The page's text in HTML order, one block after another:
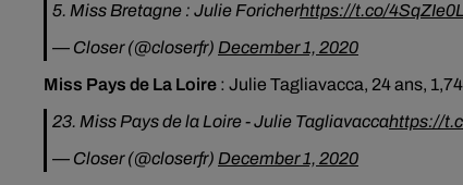
5. Miss Bretagne : Julie Foricherhttps://t.co/
— Closer (@closerfr) December 1, 2020
Miss Pays de La Loire : Julie Tagliavacca, 24 ans,
23. Miss Pays de la Loire - Julie Tagliavaccahttps://
— Closer (@closerfr) December 1, 2020